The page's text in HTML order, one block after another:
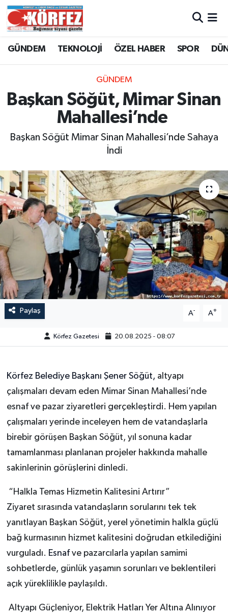
GÜNDEM TEKNOLOJİ ÖZEL HABER SPOR
GÜNDEM
Başkan Söğüt, Mimar Sinan
Mahallesi’nde
Başkan Söğüt Mimar Sinan Mahallesi’nde Sahaya
İndi
Paylaş A- A+
Körfez Gazetesi 20.08.2025 - 08:07
Körfez Belediye Başkanı Şener Söğüt, altyapı
çalışmaları devam eden Mimar Sinan Mahallesi’nde
esnaf ve pazar ziyaretleri gerçekleştirdi. Hem yapılan
çalışmaları yerinde inceleyen hem de vatandaşlarla
birebir görüşen Başkan Söğüt, yıl sonuna kadar
tamamlanması planlanan projeler hakkında mahalle
sakinlerinin görüşlerini dinledi.
“Halkla Temas Hizmetin Kalitesini Artırır”
Ziyaret sırasında vatandaşların sorularını tek tek
yanıtlayan Başkan Söğüt, yerel yönetimin halkla güçlü
bağ kurmasının hizmet kalitesini doğrudan etkilediğini
vurguladı. Esnaf ve pazarcılarla yapılan samimi
sohbetlerde, günlük yaşamın sorunları ve beklentileri
açık yüreklilikle paylaşıldı.
Altyapı Güçleniyor, Elektrik Hatları Yer Altına Alınıyor
Trafik Durumu
Süper Lig Puan Durumu ve Fikstür
Tüm Manşetler
Son Dakika Haberleri
Haber Arşivi